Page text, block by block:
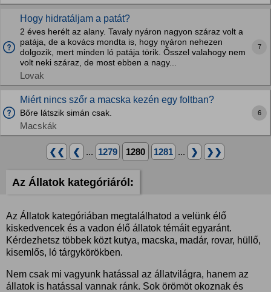
Hogy hidratáljam a patát?
2 éves herélt az alany. Tavaly nyáron nagyon száraz volt a
patája, de a kovács mondta is, hogy nyáron nehezen
dolgozik, mert minden ló patája törik. Ősszel valahogy nem
volt neki száraz, de most ebben a nagy...
Lovak
7
Miért nincs szőr a macska kezén egy foltban?
Bőre látszik simán csak.
Macskák
6
❮❮ ❮ ... 1279 1280 1281 ... ❯ ❯❯
Az Állatok kategóriáról:
Az Állatok kategóriában megtalálhatod a velünk élő
kiskedvencek és a vadon élő állatok témáit egyaránt.
Kérdezhetsz többek közt kutya, macska, madár, rovar, hüllő,
kisemlős, ló tárgykörökben.
Nem csak mi vagyunk hatással az állatvilágra, hanem az
állatok is hatással vannak ránk. Sok örömöt okoznak és